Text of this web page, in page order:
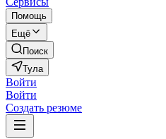
Помощь
Ещё
Поиск
Тула
Войти
Войти
Создать резюме